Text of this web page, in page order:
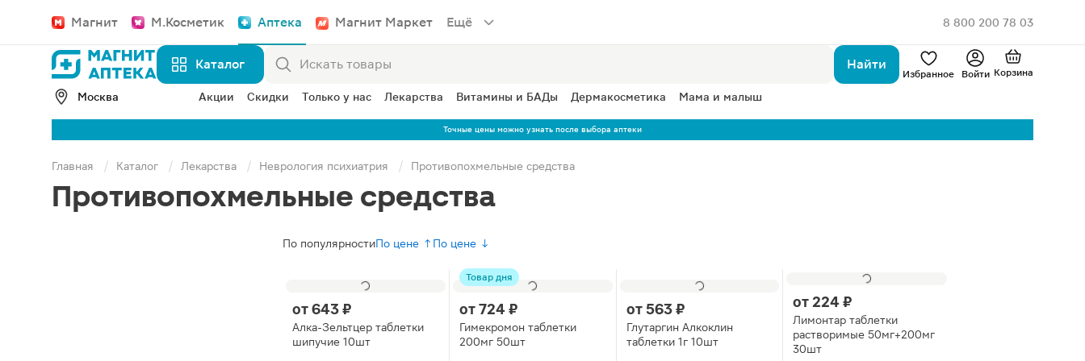
Магнит М.Косметик Аптека Магнит Маркет Ещё 8 800 200 78 03
Каталог Найти
Избранное Войти Корзина
Москва Акции Скидки Только у нас Лекарства Витамины и БАДы Дермакосметика Мама и малыш
Точные цены можно узнать после выбора аптеки
Главная Каталог Лекарства Неврология психиатрия Противопохмельные средства
Противопохмельные средства
По популярностиПо цене ↑ По цене ↓
от643 ₽
Алка-Зельтцер таблетки
шипучие 10шт
Товар дня
от724 ₽
Гимекромон таблетки
200мг 50шт
от563 ₽
Глутаргин Алкоклин
таблетки 1г 10шт
от 224 ₽
Лимонтар таблетки
растворимые 50мг+200мг
30шт